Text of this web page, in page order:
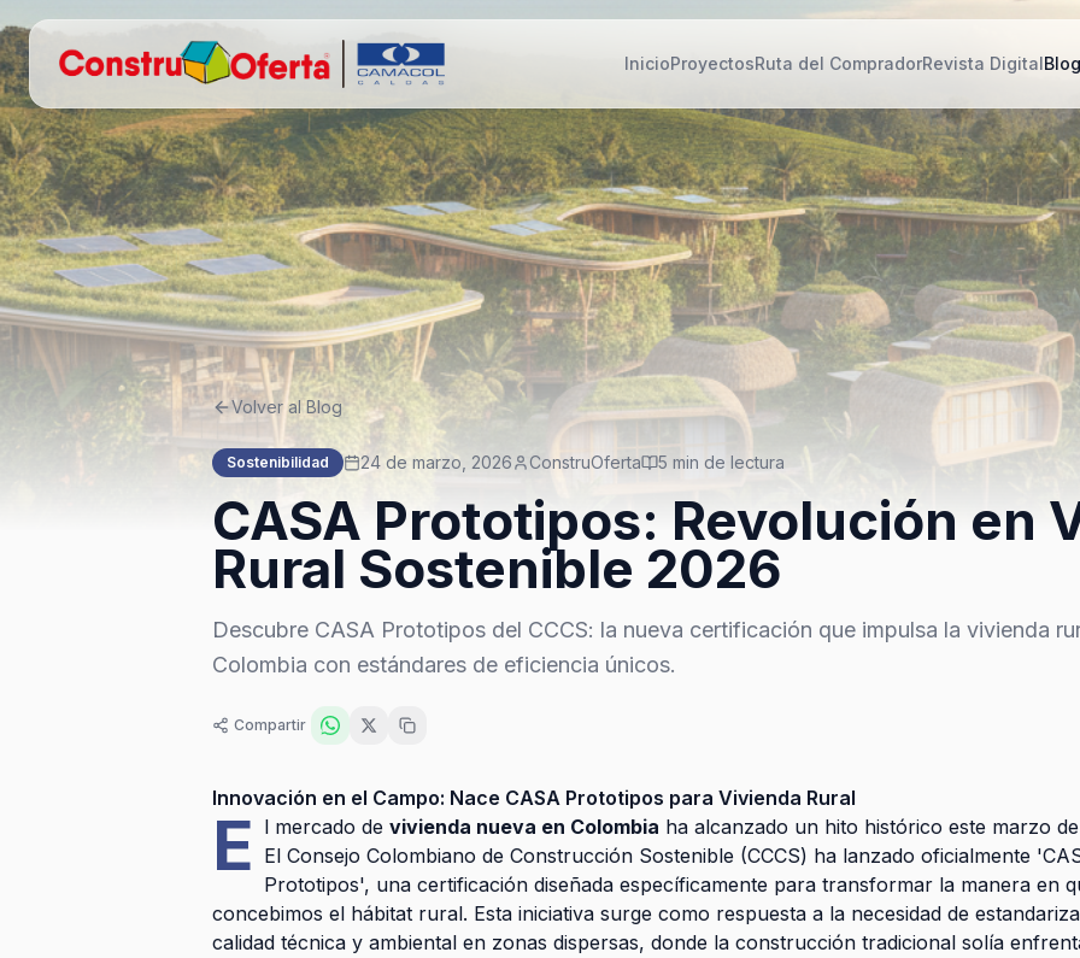
InicioProyectosRuta del CompradorRevista DigitalBlog
Volver al Blog
Sostenibilidad 24 de marzo, 2026 ConstruOferta 5 min de lectura
CASA Prototipos: Revolución en
Rural Sostenible 2026
Descubre CASA Prototipos del CCCS: la nueva certificación que impulsa la vivienda
Colombia con estándares de eficiencia únicos.
Compartir
Innovación en el Campo: Nace CASA Prototipos para Vivienda Rural
E l mercado devivienda nueva en Colombia ha alcanzado un hito histórico este marzo
El Consejo Colombiano de Construcción Sostenible (CCCS) ha lanzado oficialmente
Prototipos', una certificación diseñada específicamente para transformar la manera en
concebimos el hábitat rural. Esta iniciativa surge como respuesta a la necesidad de
calidad técnica y ambiental en zonas dispersas, donde la construcción tradicional solía